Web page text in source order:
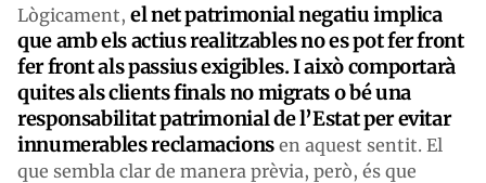
Lògicament, el net patrimonial negatiu implica
que amb els actius realitzables no es pot fer front
fer front als passius exigibles. I això comportarà
quites als clients finals no migrats o bé una
responsabilitat patrimonial de l’Estat per evitar
innumerables reclamacions en aquest sentit. El
que sembla clar de manera prèvia, però, és que